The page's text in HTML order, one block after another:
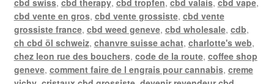
cbd swiss, cbd therapy, cbd tropfen, cbd valais, cbd vape,
cbd vente en gros, cbd vente grossiste, cbd vente
grossiste france, cbd weed geneve, cbd wholesale, cdb,
ch cbd öl schweiz, chanvre suisse achat, charlotte's web,
chez leon rue des bouchers, code de la route, coffee shop
geneve, comment faire de l engrais pour cannabis, creme